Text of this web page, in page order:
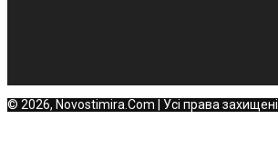
© 2026, Novostimira.Com | Усі права захищені